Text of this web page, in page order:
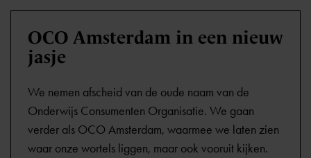
OCO Amsterdam in een nieuw
jasje
We nemen afscheid van de oude naam van de
Onderwijs Consumenten Organisatie. We gaan
verder als OCO Amsterdam, waarmee we laten zien
waar onze wortels liggen, maar ook vooruit kijken.